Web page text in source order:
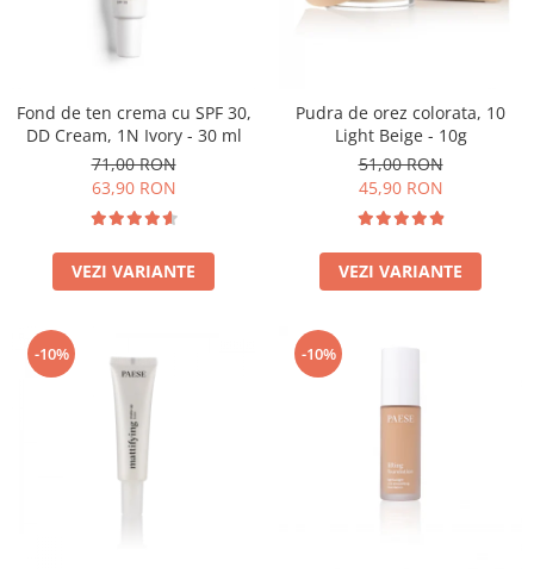
Fond de ten crema cu SPF 30,
DD Cream, 1N Ivory - 30 ml
71,00 RON
63,90 RON
VEZI VARIANTE
Pudra de orez colorata, 10
Light Beige - 10g
51,00 RON
45,90 RON
VEZI VARIANTE
-10% -10%